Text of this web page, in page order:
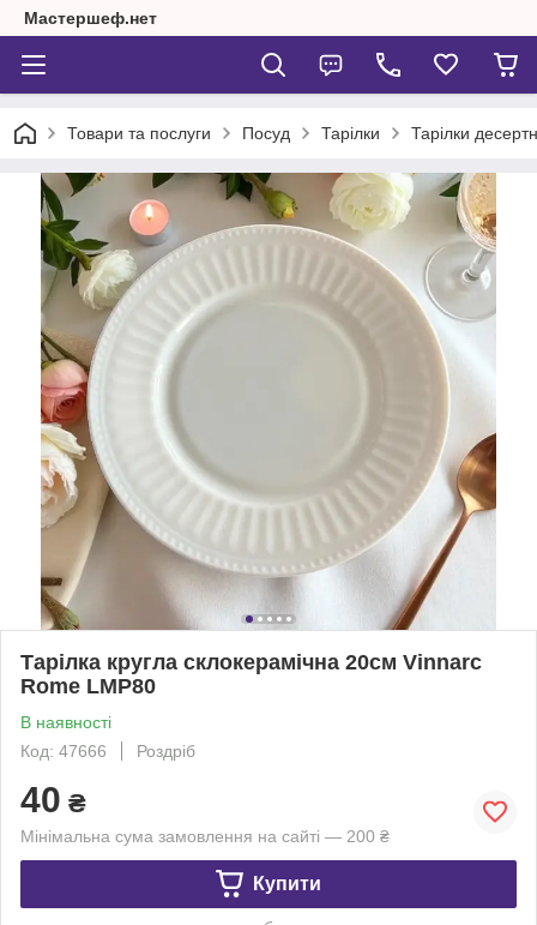
Мастершеф.нет
Товари та послуги Посуд Тарілки Тарілки
Тарілка кругла склокерамічна 20см Vinnarc
Rome LMP80
В наявності
Код: 47666
Роздріб
40 ₴
Мінімальна сума замовлення на сайті — 200 ₴
Купити